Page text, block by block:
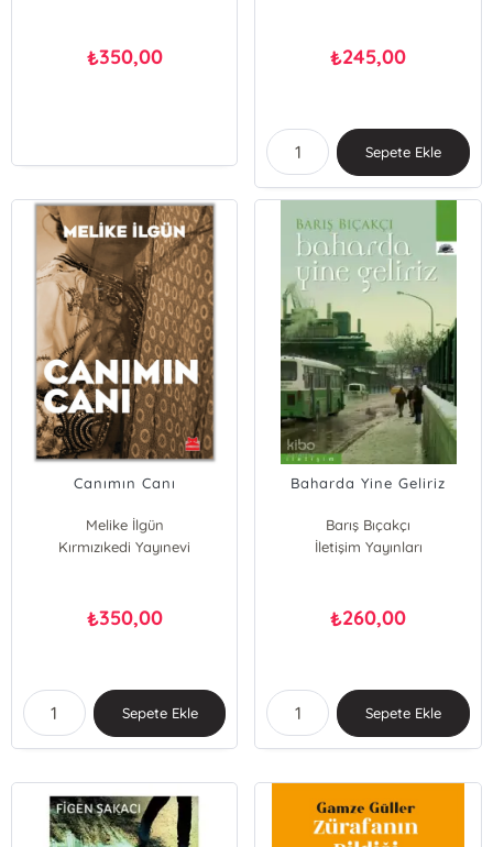
₺350,00 ₺245,00
Sepete Ekle
Canımın Canı
Melike İlgün
Kırmızıkedi Yayınevi
₺350,00
Sepete Ekle
Baharda Yine Geliriz
Barış Bıçakçı
İletişim Yayınları
₺260,00
Sepete Ekle